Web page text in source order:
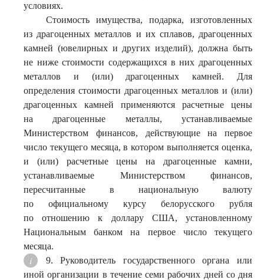
условиях.
Стоимость имущества, подарка, изготовленных
из драгоценных металлов и их сплавов, драгоценных
камней (ювелирных и других изделий), должна быть
не ниже стоимости содержащихся в них драгоценных
металлов и (или) драгоценных камней. Для
определения стоимости драгоценных металлов и (или)
драгоценных камней применяются расчетные цены
на драгоценные металлы, устанавливаемые
Министерством финансов, действующие на первое
число текущего месяца, в котором выполняется оценка,
и (или) расчетные цены на драгоценные камни,
устанавливаемые Министерством финансов,
пересчитанные в национальную валюту
по официальному курсу белорусского рубля
по отношению к доллару США, установленному
Национальным банком на первое число текущего
месяца.
9. Руководитель государственного органа или
иной организации в течение семи рабочих дней со дня